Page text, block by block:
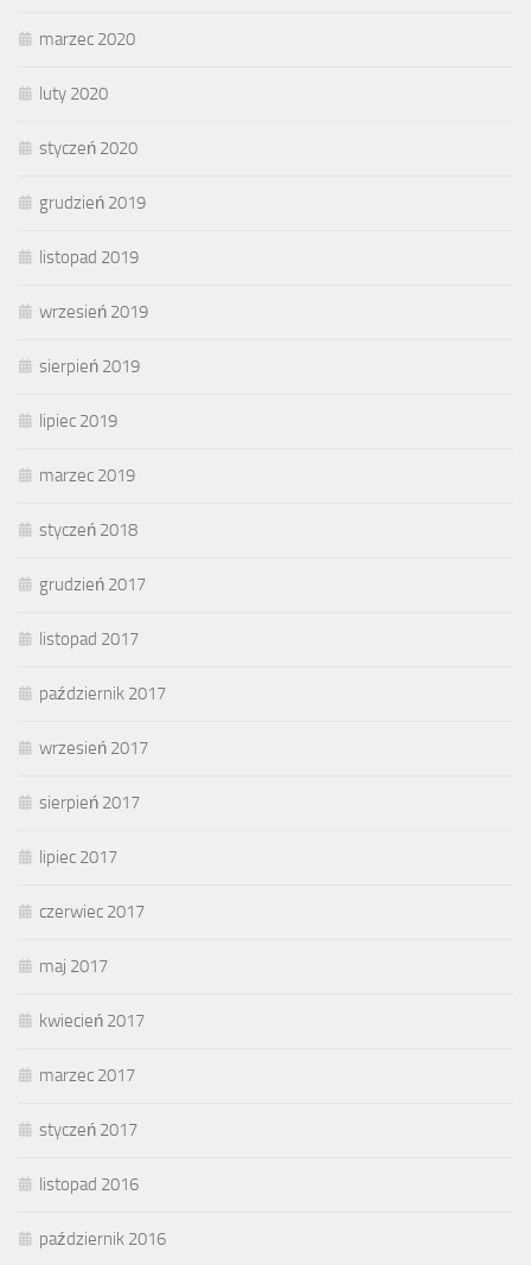
marzec 2020
luty 2020
styczeń 2020
grudzień 2019
listopad 2019
wrzesień 2019
sierpień 2019
lipiec 2019
marzec 2019
styczeń 2018
grudzień 2017
listopad 2017
październik 2017
wrzesień 2017
sierpień 2017
lipiec 2017
czerwiec 2017
maj 2017
kwiecień 2017
marzec 2017
styczeń 2017
listopad 2016
październik 2016